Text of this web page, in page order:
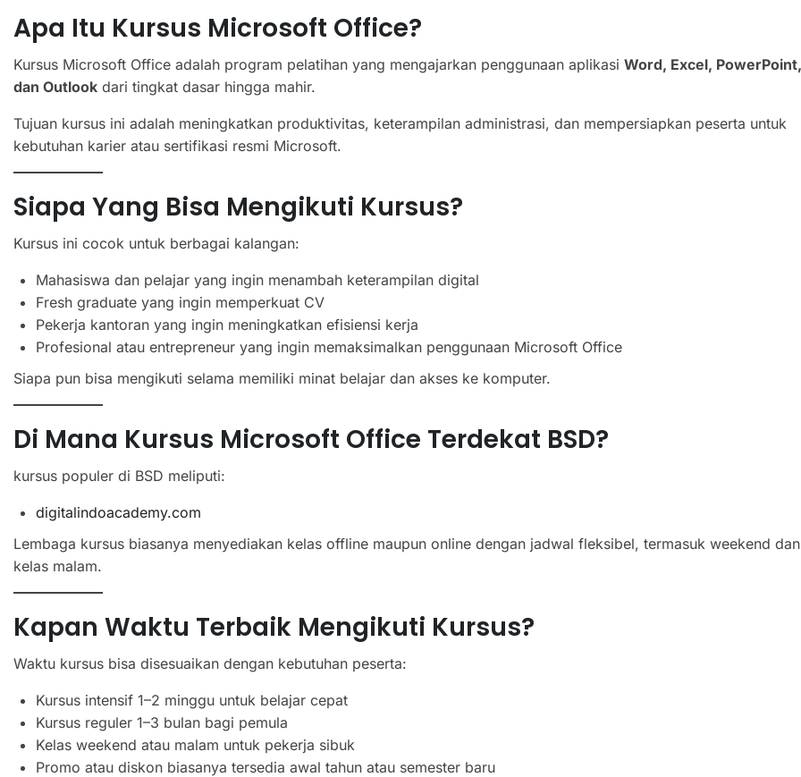
Apa Itu Kursus Microsoft Office?
Kursus Microsoft Office adalah program pelatihan yang mengajarkan penggunaan aplikasi Word, Excel, PowerPoint,
dan Outlook dari tingkat dasar hingga mahir.
Tujuan kursus ini adalah meningkatkan produktivitas, keterampilan administrasi, dan mempersiapkan peserta untuk
kebutuhan karier atau sertifikasi resmi Microsoft.
Siapa Yang Bisa Mengikuti Kursus?
Kursus ini cocok untuk berbagai kalangan:
Mahasiswa dan pelajar yang ingin menambah keterampilan digital
Fresh graduate yang ingin memperkuat CV
Pekerja kantoran yang ingin meningkatkan efisiensi kerja
Profesional atau entrepreneur yang ingin memaksimalkan penggunaan Microsoft Office
Siapa pun bisa mengikuti selama memiliki minat belajar dan akses ke komputer.
Di Mana Kursus Microsoft Office Terdekat BSD?
kursus populer di BSD meliputi:
digitalindoacademy.com
Lembaga kursus biasanya menyediakan kelas offline maupun online dengan jadwal fleksibel, termasuk weekend dan
kelas malam.
Kapan Waktu Terbaik Mengikuti Kursus?
Waktu kursus bisa disesuaikan dengan kebutuhan peserta:
Kursus intensif 1–2 minggu untuk belajar cepat
Kursus reguler 1–3 bulan bagi pemula
Kelas weekend atau malam untuk pekerja sibuk
Promo atau diskon biasanya tersedia awal tahun atau semester baru